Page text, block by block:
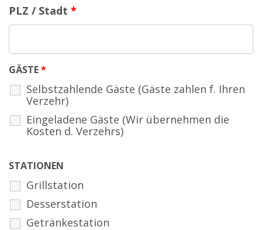
PLZ / Stadt *
GÄSTE*
Selbstzahlende Gäste (Gäste zahlen f. Ihren
Verzehr)
Eingeladene Gäste (Wir übernehmen die
Kosten d. Verzehrs)
STATIONEN
Grillstation
Desserstation
Getränkestation